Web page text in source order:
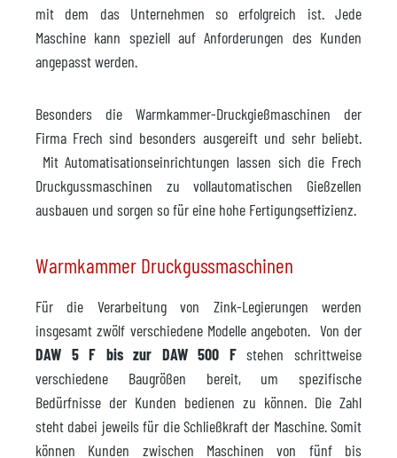
mit dem das Unternehmen so erfolgreich ist. Jede
Maschine kann speziell auf Anforderungen des Kunden
angepasst werden.
Besonders die Warmkammer-Druckgießmaschinen der
Firma Frech sind besonders ausgereift und sehr beliebt.
Mit Automatisationseinrichtungen lassen sich die Frech
Druckgussmaschinen zu vollautomatischen Gießzellen
ausbauen und sorgen so für eine hohe Fertigungseffizienz.
Warmkammer Druckgussmaschinen
Für die Verarbeitung von Zink-Legierungen werden
insgesamt zwölf verschiedene Modelle angeboten. Von der
DAW 5 F bis zur DAW 500 Fstehen schrittweise
verschiedene Baugrößen bereit, um spezifische
Bedürfnisse der Kunden bedienen zu können. Die Zahl
steht dabei jeweils für die Schließkraft der Maschine. Somit
können Kunden zwischen Maschinen von fünf bis